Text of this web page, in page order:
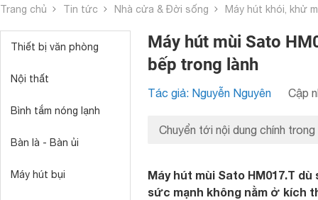
Trang chủ Tin tức Nhà cửa & Đời sống Máy hút khói, khử
Thiết bị văn phòng
Nội thất
Bình tắm nóng lạnh
Bàn là - Bàn ủi
Máy hút bụi
Máy hút mùi Sato
bếp trong lành
Tác giả: Nguyễn Nguyên Cập
Chuyển tới nội dung chính trong
Máy hút mùi Sato HM017.T
sức mạnh không nằm ở kích